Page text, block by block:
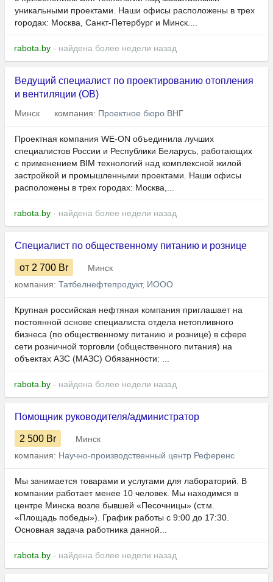
уникальными проектами. Наши офисы расположены в трех
городах: Москва, Санкт-Петербург и Минск....
rabota.by - найдена более недели назад
Ведущий специалист по проектированию отопления
и вентиляции (ОВ)
Минск компания: Проектное бюро ВНГ
Проектная компания WE-ON объединила лучших
специалистов России и Республики Беларусь, работающих
с применением BIM технологий над комплексной жилой
застройкой и промышленными проектами. Наши офисы
расположены в трех городах: Москва,...
rabota.by - найдена более недели назад
Специалист по общественному питанию и рознице
от 2 700 Br
Минск
компания: Татбелнефтепродукт, ИООО
Крупная российская нефтяная компания приглашает на
постоянной основе специалиста отдела нетопливного
бизнеса (по общественному питанию и рознице) в сфере
сети розничной торговли (общественного питания) на
объектах АЗС (МАЗС) Обязанности: ...
rabota.by - найдена более недели назад
Помощник руководителя/администратор
2 500 Br
Минск
компания: Научно-производственный центр Референс
Мы занимается товарами и услугами для лабораторий. В
компании работает менее 10 человек. Мы находимся в
центре Минска возле бывшей «Песочницы» (ст.м.
«Площадь победы»). График работы с 9:00 до 17:30.
Основная задача работника данной...
rabota.by - найдена более недели назад